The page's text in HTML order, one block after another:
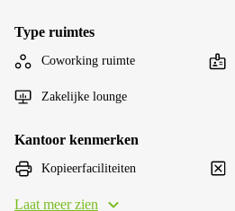
Type ruimtes
Coworking ruimte
Zakelijke lounge
Kantoor kenmerken
Kopieerfaciliteiten
Laat meer zien